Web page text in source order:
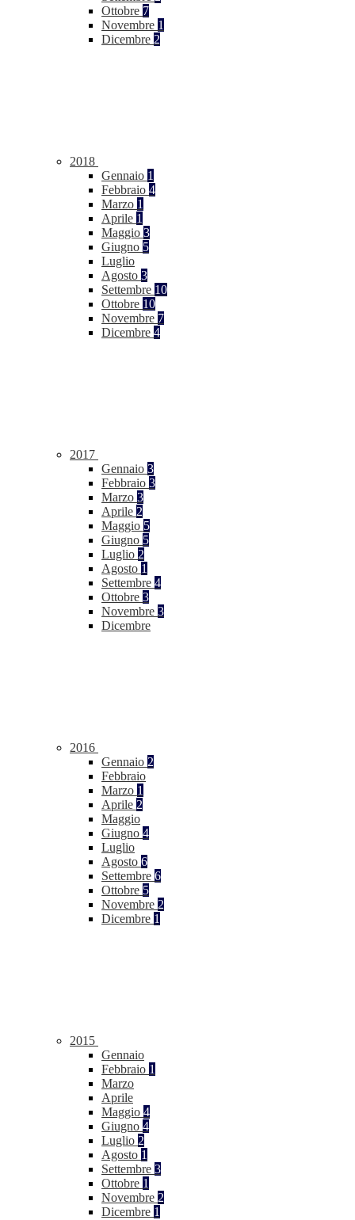
Ottobre 7
Novembre 1
Dicembre 2
2018
Gennaio 1
Febbraio 4
Marzo 1
Aprile 1
Maggio 3
Giugno 5
Luglio
Agosto 3
Settembre 10
Ottobre 10
Novembre 7
Dicembre 4
2017
Gennaio 3
Febbraio 3
Marzo 3
Aprile 2
Maggio 5
Giugno 5
Luglio 2
Agosto 1
Settembre 4
Ottobre 3
Novembre 3
Dicembre
2016
Gennaio 2
Febbraio
Marzo 1
Aprile 2
Maggio
Giugno 4
Luglio
Agosto 6
Settembre 6
Ottobre 5
Novembre 2
Dicembre 1
2015
Gennaio
Febbraio 1
Marzo
Aprile
Maggio 4
Giugno 4
Luglio 2
Agosto 1
Settembre 3
Ottobre 1
Novembre 2
Dicembre 1